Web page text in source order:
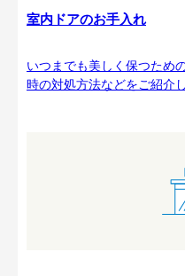
室内ドアのお手入れ
いつまでも美しく保つため
時の対処方法などをご紹介し